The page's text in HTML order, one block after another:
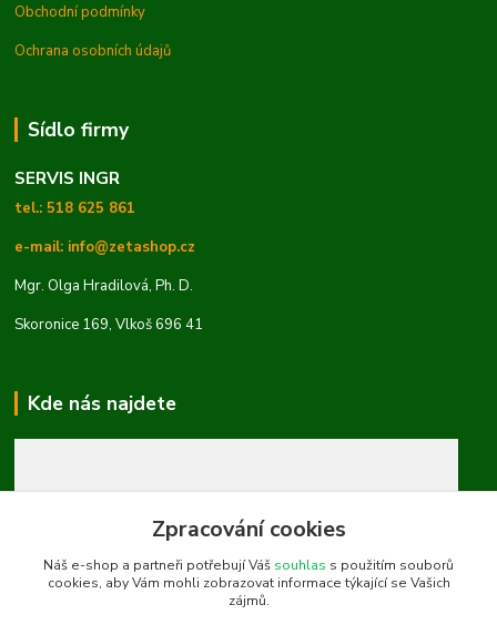
Obchodní podmínky
Ochrana osobních údajů
Sídlo firmy
SERVIS INGR
tel.: 518 625 861
e-mail: info@zetashop.cz
Mgr. Olga Hradilová, Ph. D.
Skoronice 169, Vlkoš 696 41
Kde nás najdete
Zpracování cookies
Náš e-shop a partneři potřebují Váš souhlas s použitím souborů
cookies, aby Vám mohli zobrazovat informace týkající se Vašich
zájmů.